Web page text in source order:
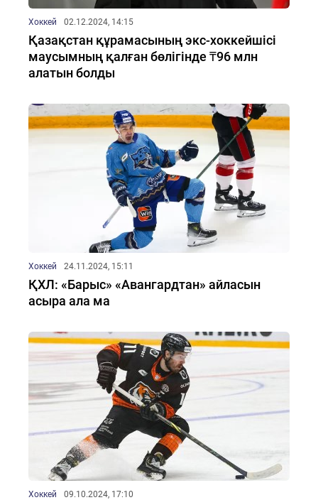
Хоккей 02.12.2024, 14:15
Қазақстан құрамасының экс-хоккейшісі
маусымның қалған бөлігінде ₸96 млн
алатын болды
Хоккей 24.11.2024, 15:11
ҚХЛ: «Барыс» «Авангардтан» айласын
асыра ала ма
Хоккей 09.10.2024, 17:10